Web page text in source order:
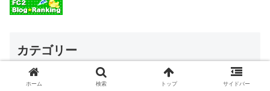
カテゴリー
ホーム 検索 トップ サイドバー